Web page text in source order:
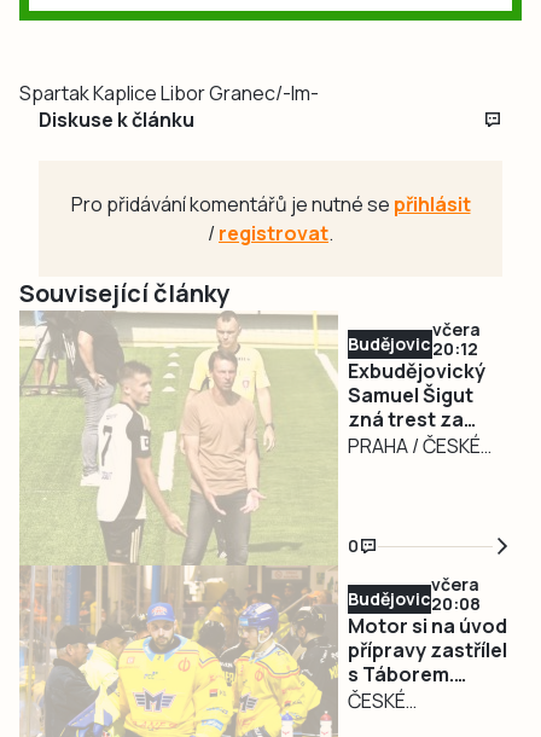
Spartak Kaplice Libor Granec/-lm-
Diskuse k článku
Pro přidávání komentářů je nutné se přihlásit
/registrovat.
Související články
Budějovicko
včera
20:12
Exbudějovický
Samuel Šigut
zná trest za
úplatkářskou
PRAHA / ČESKÉ
kariéře, dneska už
měl být hráčem
Slavie Praha,
místo toho si
dlouho nezahraje.
Fotbalový záložník
Samuel Šigut,
0
Budějovicko
včera
20:08
Motor si na úvod
přípravy zastřílel
s Táborem.
Dvakrát mířil
ČESKÉ